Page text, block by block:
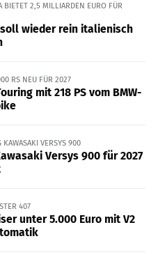
BIETET 2,5 MILLIARDEN EURO FÜR
wieder rein italienisch
RS NEU FÜR 2027
mit 218 PS vom BMW-
KAWASAKI VERSYS 900
Versys 900 für 2027
407
unter 5.000 Euro mit V2